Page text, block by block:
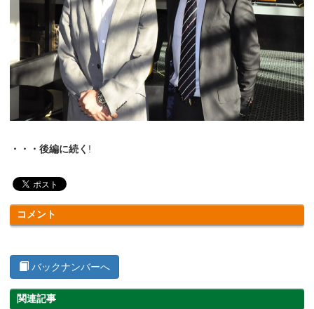
・・・後編に続く !
コメント
バックナンバーへ
関連記事